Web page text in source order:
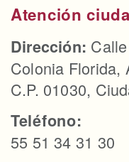
Atención
Dirección:
Colonia Florida,
C.P. 01030,
Teléfono:
55 51 34 31 30